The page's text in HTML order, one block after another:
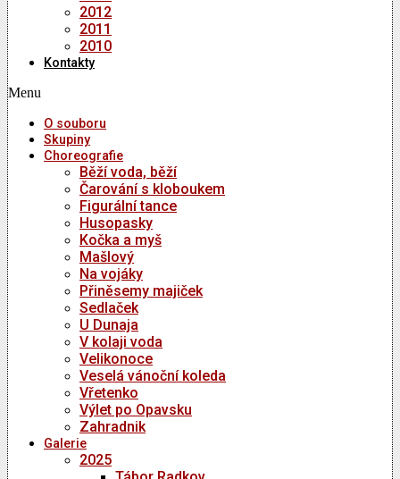
2012
2011
2010
Kontakty
Menu
O souboru
Skupiny
Choreografie
Běží voda, běží
Čarování s kloboukem
Figurální tance
Husopasky
Kočka a myš
Mašlový
Na vojáky
Přiněsemy majiček
Sedlaček
U Dunaja
V kolaji voda
Velikonoce
Veselá vánoční koleda
Vřetenko
Výlet po Opavsku
Zahradnik
Galerie
2025